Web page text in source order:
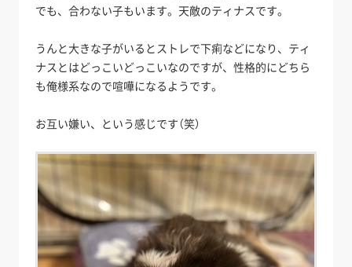
でも、合わない子もいます。天敵のティナスです。
うんと大きな子がいるとストレで下痢などになり、ティ
ナスとはどっこいどっこいなのですが、性格的にどちら
も俺様系なので喧嘩になるようです。
お互い嫌い、という感じです（笑）